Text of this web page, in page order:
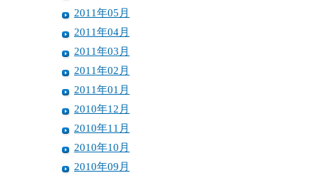
2011年05月
2011年04月
2011年03月
2011年02月
2011年01月
2010年12月
2010年11月
2010年10月
2010年09月